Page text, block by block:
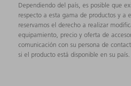
Dependiendo del país, es posible que
respecto a esta gama de productos y a
reservamos el derecho a realizar
equipamiento, precio y oferta de
comunicación con su persona de
si el producto está disponible en su país.